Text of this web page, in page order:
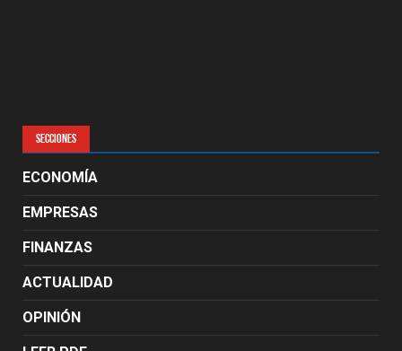
SECCIONES
ECONOMÍA
EMPRESAS
FINANZAS
ACTUALIDAD
OPINIÓN